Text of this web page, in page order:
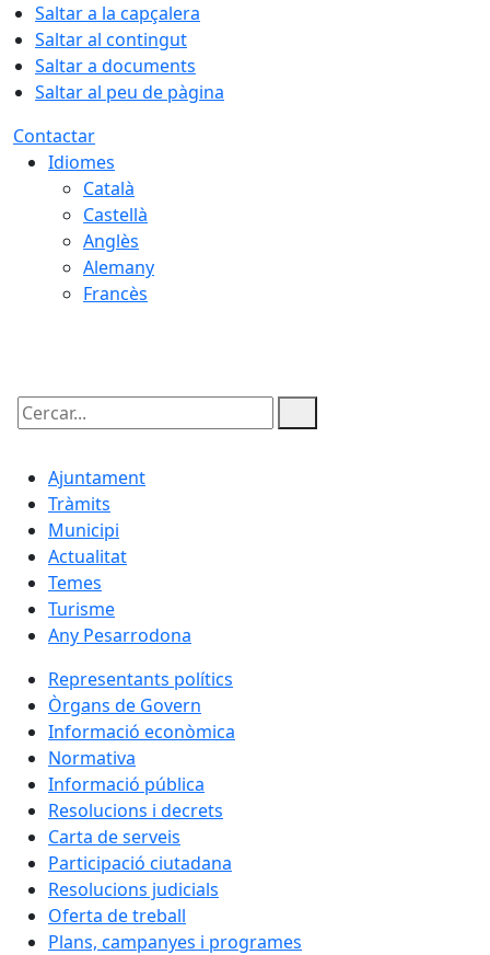
Saltar a la capçalera
Saltar al contingut
Saltar a documents
Saltar al peu de pàgina
Contactar
Idiomes
Català
Castellà
Anglès
Alemany
Francès
Cercar:
Ajuntament
Tràmits
Municipi
Actualitat
Temes
Turisme
Any Pesarrodona
Representants polítics
Òrgans de Govern
Informació econòmica
Normativa
Informació pública
Resolucions i decrets
Carta de serveis
Participació ciutadana
Resolucions judicials
Oferta de treball
Plans, campanyes i programes